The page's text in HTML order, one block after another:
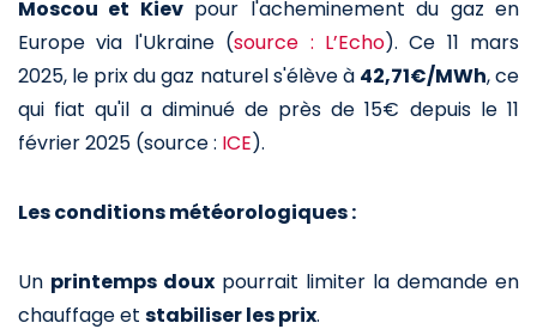
Moscou et Kievpour l'acheminement du gaz en
Europe via l'Ukraine (source : L’Echo). Ce 11 mars
2025, le prix du gaz naturel s'élève à 42,71€/MWh, ce
qui fiat qu'il a diminué de près de 15€ depuis le 11
février 2025 (source : ICE).
Les conditions météorologiques :
Un printemps doux pourrait limiter la demande en
chauffage et stabiliser les prix.